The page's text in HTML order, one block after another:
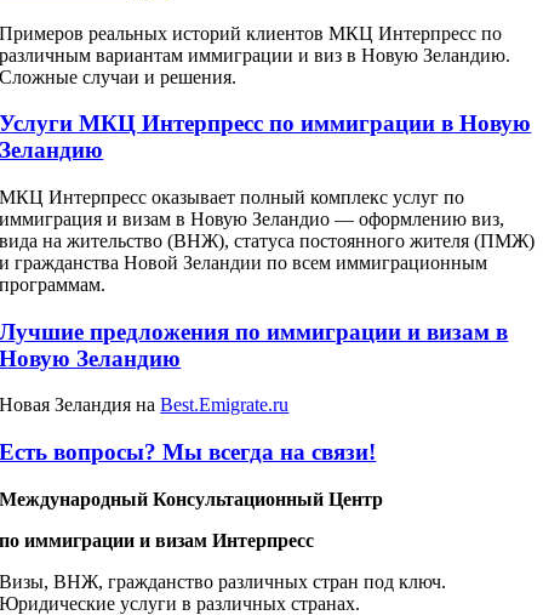
Примеров реальных историй клиентов МКЦ Интерпресс по
различным вариантам иммиграции и виз в Новую Зеландию.
Сложные случаи и решения.
Услуги МКЦ Интерпресс по иммиграции в Новую
Зеландию
МКЦ Интерпресс оказывает полный комплекс услуг по
иммиграция и визам в Новую Зеландио — оформлению виз,
вида на жительство (ВНЖ), статуса постоянного жителя (ПМЖ)
и гражданства Новой Зеландии по всем иммиграционным
программам.
Лучшие предложения по иммиграции и визам в
Новую Зеландию
Новая Зеландия наBest.Emigrate.ru
Есть вопросы? Мы всегда на связи!
Международный Консультационный Центр
по иммиграции и визам Интерпресс
Визы, ВНЖ, гражданство различных стран под ключ.
Юридические услуги в различных странах.